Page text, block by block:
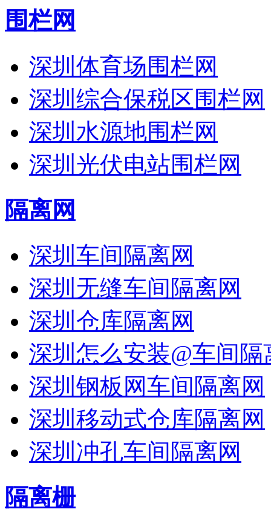
围栏网
深圳体育场围栏网
深圳综合保税区围栏网
深圳水源地围栏网
深圳光伏电站围栏网
隔离网
深圳车间隔离网
深圳无缝车间隔离网
深圳仓库隔离网
深圳怎么安装@车间隔
深圳钢板网车间隔离网
深圳移动式仓库隔离网
深圳冲孔车间隔离网
隔离栅